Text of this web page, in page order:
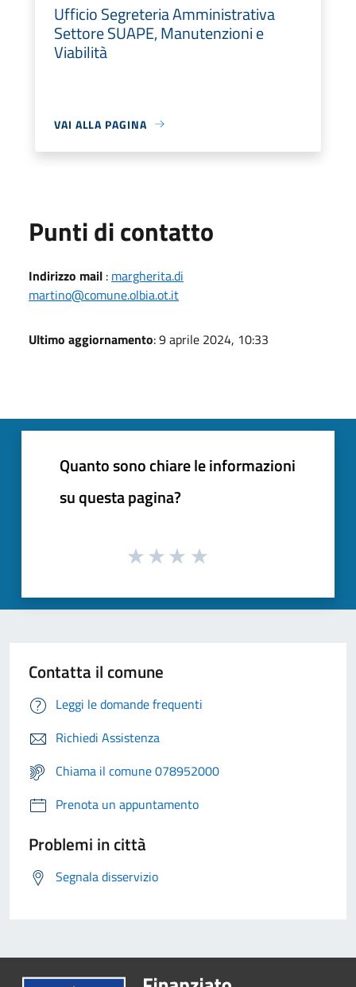
Ufficio Segreteria Amministrativa
Settore SUAPE, Manutenzioni e
Viabilità
VAI ALLA PAGINA
Punti di contatto
Indirizzo mail : margherita.di
martino@comune.olbia.ot.it
Ultimo aggiornamento: 9 aprile 2024, 10:33
Quanto sono chiare le informazioni
su questa pagina?
Contatta il comune
Leggi le domande frequenti
Richiedi Assistenza
Chiama il comune 078952000
Prenota un appuntamento
Problemi in città
Segnala disservizio